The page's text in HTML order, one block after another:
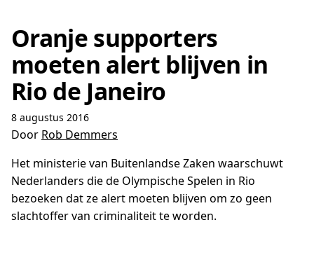
Oranje supporters
moeten alert blijven in
Rio de Janeiro
8 augustus 2016
Door Rob Demmers
Het ministerie van Buitenlandse Zaken waarschuwt
Nederlanders die de Olympische Spelen in Rio
bezoeken dat ze alert moeten blijven om zo geen
slachtoffer van criminaliteit te worden.